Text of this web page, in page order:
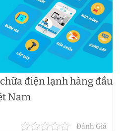
điện lạnh hàng đầu
Nam
Đánh Giá